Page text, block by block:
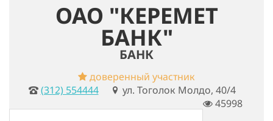
ОАО "КЕРЕМЕТ
БАНК"
БАНК
доверенный участник
(312) 554444
ул. Тоголок Молдо, 40/4
45998